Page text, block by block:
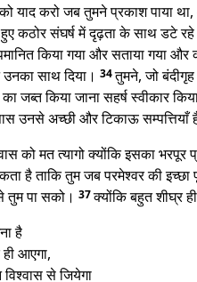
याद करो जब तुमने प्रकाश पाया
कठोर संघर्ष में दृढ़ता के साथ डटे
किया गया और सताया गया और
साथ दिया। 34तुमने, जो
जब्त किया जाना सहर्ष स्वीकार
उनसे अच्छी और टिकाऊ सम्पत्तियाँ
को मत त्यागो क्योंकि इसका भरपूर
है ताकि तुम जब परमेश्वर की
तुम पा सको। 37क्योंकि बहुत शीघ्र
है
आएगा,
विश्वास से जियेगा